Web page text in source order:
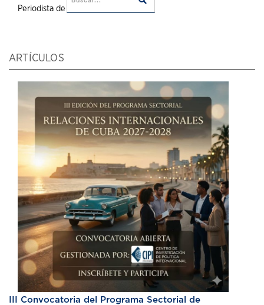
Periodista de Cubadebate
ARTÍCULOS
III Convocatoria del Programa Sectorial de